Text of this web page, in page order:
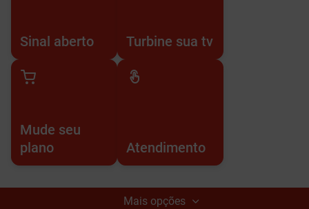
Sinal aberto Turbine sua tv
Mude seu
plano
Atendimento
Mais opções